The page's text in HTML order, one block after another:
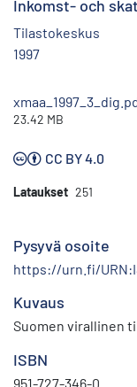
Inkomst- och
Tilastokeskus
1997
23.42 MB
CC BY 4.0
Lataukset 251
Pysyvä osoite
https://urn.fi/
Kuvaus
Suomen virallinen
ISBN
951-727-346-0